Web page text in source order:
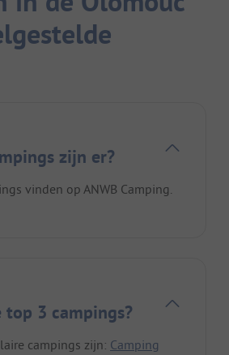
zijn er?
vinden op ANWB Camping.
3 campings?
campings zijn: Camping